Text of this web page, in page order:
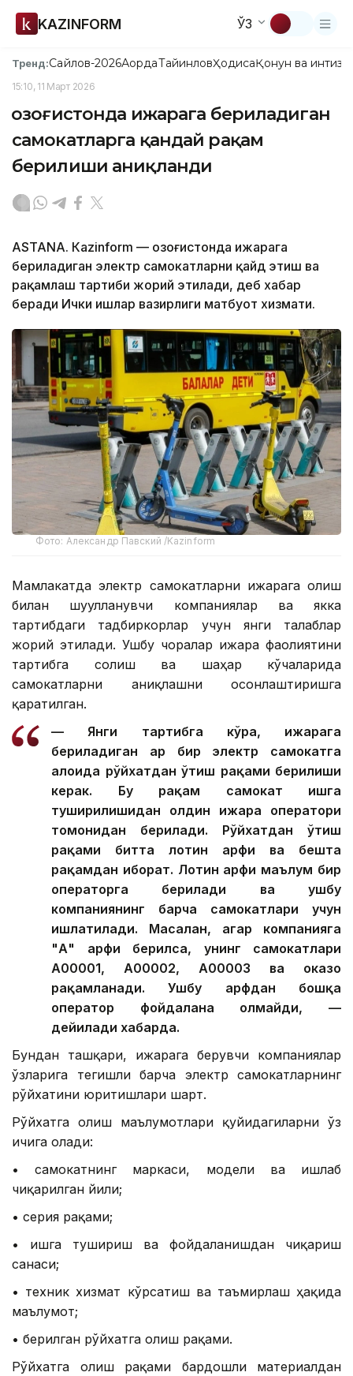
KAZINFORM ЎЗ
Тренд:Сайлов-2026АқордаТайинловҲодисаҚонун ва
15:10, 11 Март 2026
Қозоғистонда ижарага бериладиган
самокатларга қандай рақам
берилиши аниқланди
ASTANА. Кazinform — Қозоғистонда ижарага
бериладиган электр самокатларни қайд этиш ва
рақамлаш тартиби жорий этилади, деб хабар
беради Ички ишлар вазирлиги матбуот хизмати.
Фото: Александр Павский /Kazinform
Мамлакатда электр самокатларни ижарага олиш
билан шуғулланувчи компаниялар ва якка
тартибдаги тадбиркорлар учун янги талаблар
жорий этилади. Ушбу чоралар ижара фаолиятини
тартибга солиш ва шаҳар кўчаларида
самокатларни аниқлашни осонлаштиришга
қаратилган.
— Янги тартибга кўра, ижарага
бериладиган ҳар бир электр самокатга
алоҳида рўйхатдан ўтиш рақами берилиши
керак. Бу рақам самокат ишга
туширилишидан олдин ижара оператори
томонидан берилади. Рўйхатдан ўтиш
рақами битта лотин ҳарфи ва бешта
рақамдан иборат. Лотин ҳарфи маълум бир
операторга берилади ва ушбу
компаниянинг барча самокатлари учун
ишлатилади. Масалан, агар компанияга
"А" ҳарфи берилса, унинг самокатлари
А00001, А00002, А00003 ва ҳоказо
рақамланади. Ушбу ҳарфдан бошқа
оператор фойдалана олмайди, —
дейилади хабарда.
Бундан ташқари, ижарага берувчи компаниялар
ўзларига тегишли барча электр самокатларнинг
рўйхатини юритишлари шарт.
Рўйхатга олиш маълумотлари қуйидагиларни ўз
ичига олади:
• самокатнинг маркаси, модели ва ишлаб
чиқарилган йили;
• серия рақами;
• ишга тушириш ва фойдаланишдан чиқариш
санаси;
• техник хизмат кўрсатиш ва таъмирлаш ҳақида
маълумот;
• берилган рўйхатга олиш рақами.
Рўйхатга олиш рақами бардошли материалдан